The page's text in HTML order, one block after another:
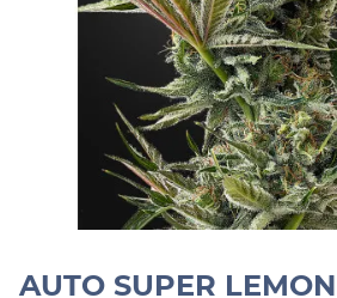
AUTO SUPER